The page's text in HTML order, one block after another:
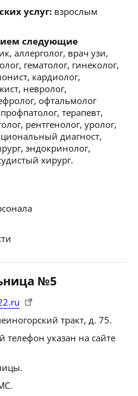
услуг: взрослым
следующие
аллерголог, врач узи,
гематолог, гинеколог,
кардиолог,
невролог,
офтальмолог
терапевт,
рентгенолог, уролог,
диагност,
эндокринолог,
хирург.
№5
тракт, д. 75.
телефон указан на сайте